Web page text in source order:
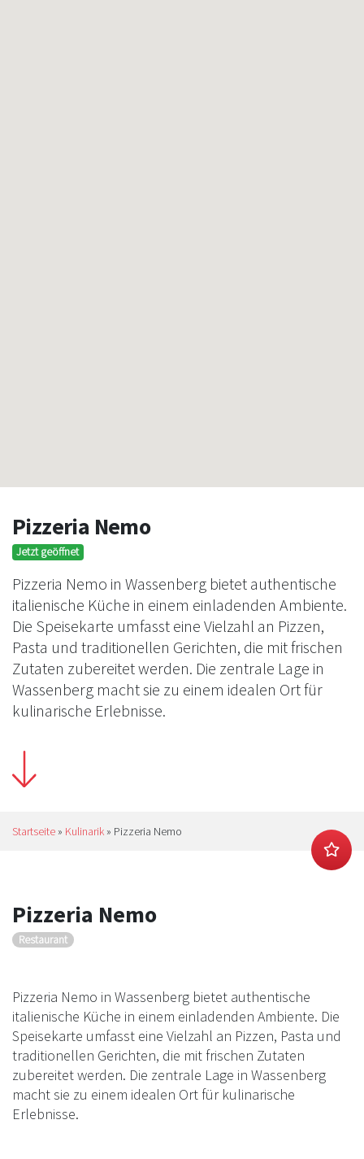
Pizzeria Nemo
Jetzt geöffnet
Pizzeria Nemo in Wassenberg bietet authentische
italienische Küche in einem einladenden Ambiente.
Die Speisekarte umfasst eine Vielzahl an Pizzen,
Pasta und traditionellen Gerichten, die mit frischen
Zutaten zubereitet werden. Die zentrale Lage in
Wassenberg macht sie zu einem idealen Ort für
kulinarische Erlebnisse.
Startseite » Kulinarik » Pizzeria Nemo
Pizzeria Nemo
Restaurant
Pizzeria Nemo in Wassenberg bietet authentische
italienische Küche in einem einladenden Ambiente. Die
Speisekarte umfasst eine Vielzahl an Pizzen, Pasta und
traditionellen Gerichten, die mit frischen Zutaten
zubereitet werden. Die zentrale Lage in Wassenberg
macht sie zu einem idealen Ort für kulinarische
Erlebnisse.